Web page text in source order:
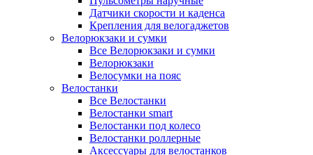
Датчики скорости и каденса
Крепления для велогаджетов
Велорюкзаки и сумки
Все Велорюкзаки и сумки
Велорюкзаки
Велосумки на пояс
Велостанки
Все Велостанки
Велостанки smart
Велостанки под колесо
Велостанки роллерные
Аксессуары для велостанков